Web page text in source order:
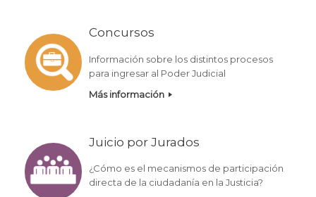
Concursos
Información sobre los distintos procesos
para ingresar al Poder Judicial
Más información
Juicio por Jurados
¿Cómo es el mecanismos de participación
directa de la ciudadanía en la Justicia?